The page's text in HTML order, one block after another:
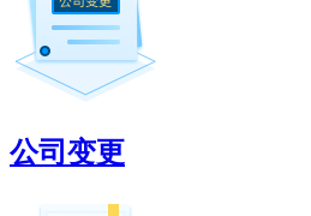
公司变更